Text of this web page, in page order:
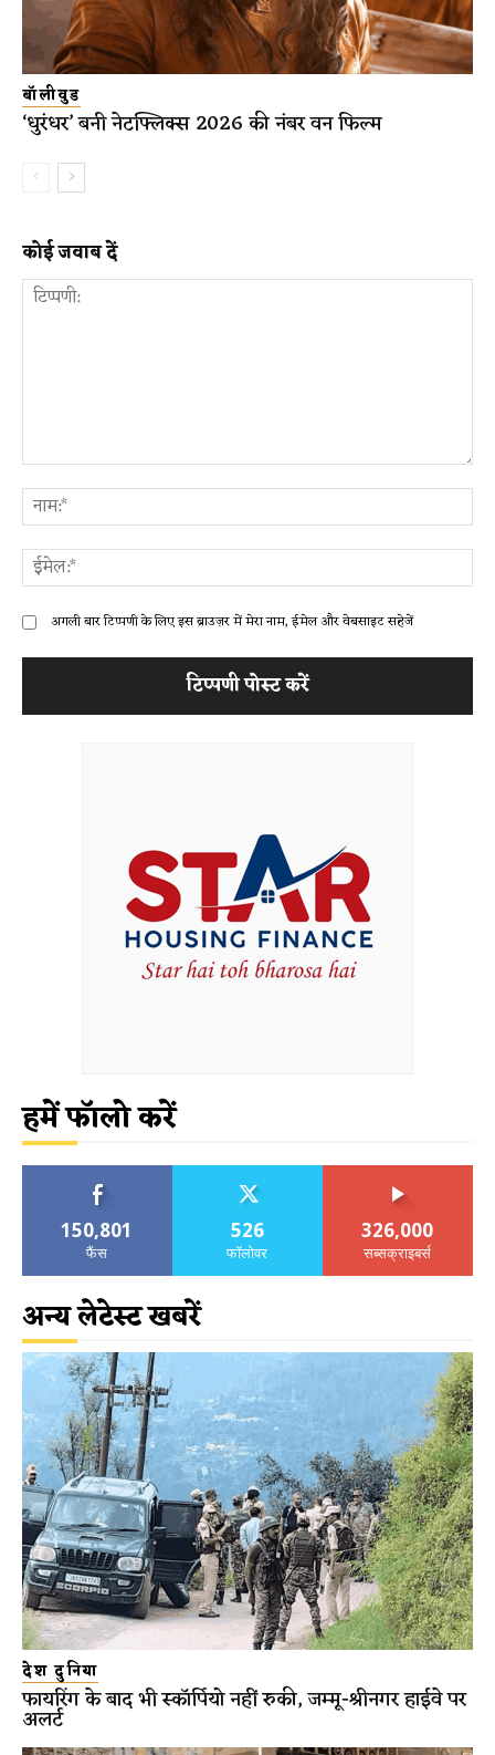
बॉलीवुड
‘धुरंधर’ बनी नेटफ्लिक्स 2026 की नंबर वन फिल्म
कोई जवाब दें
अगली बार टिप्पणी के लिए इस ब्राउज़र में मेरा नाम, ईमेल और वेबसाइट सहेजें
हमें फॉलो करें
150,801
फैंस
526
फॉलोवर
326,000
सब्सक्राइबर्स
अन्य लेटेस्ट खबरें
देश दुनिया
फायरिंग के बाद भी स्कॉर्पियो नहीं रुकी, जम्मू-श्रीनगर हाईवे पर
अलर्ट